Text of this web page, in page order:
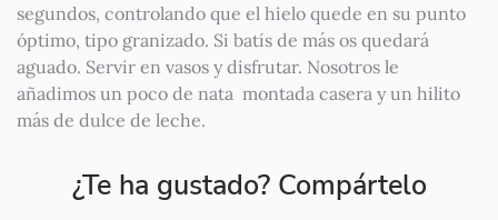
segundos, controlando que el hielo quede en su punto
óptimo, tipo granizado. Si batís de más os quedará
aguado. Servir en vasos y disfrutar. Nosotros le
añadimos un poco de nata montada casera y un hilito
más de dulce de leche.
¿Te ha gustado? Compártelo